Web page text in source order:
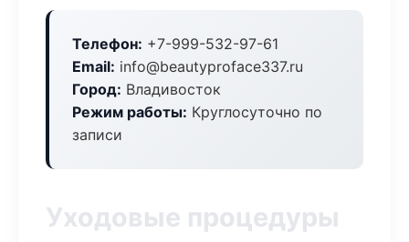
Телефон: +7-999-532-97-61
Email: info@beautyproface337.ru
Город: Владивосток
Режим работы: Круглосуточно по
записи
Уходовые процедуры